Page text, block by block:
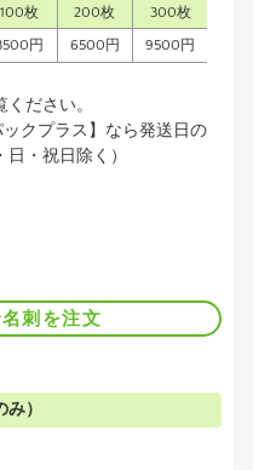
100枚 200枚 300枚
円 6500円 9500円
ください。
クプラス】なら発送日の
・祝日除く）
刺を注文
）